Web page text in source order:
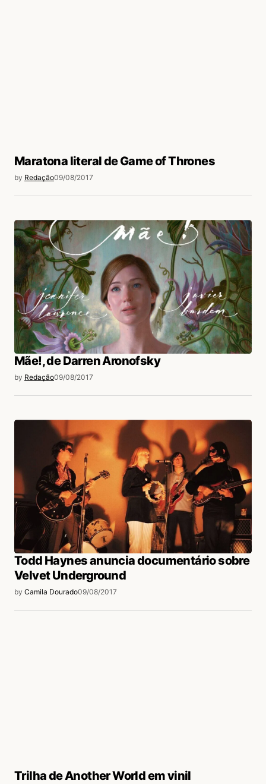
Maratona literal de Game of Thrones
by Redação09/08/2017
Mãe!, de Darren Aronofsky
by Redação09/08/2017
Todd Haynes anuncia documentário sobre
Velvet Underground
by Camila Dourado09/08/2017
Trilha de Another World em vinil